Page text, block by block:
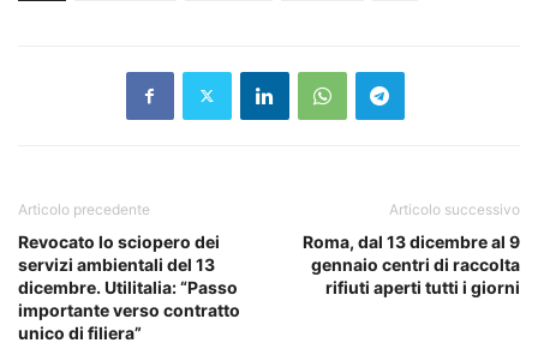
Articolo precedente
Revocato lo sciopero dei
servizi ambientali del 13
dicembre. Utilitalia: “Passo
importante verso contratto
unico di filiera”
Articolo successivo
Roma, dal 13 dicembre al 9
gennaio centri di raccolta
rifiuti aperti tutti i giorni